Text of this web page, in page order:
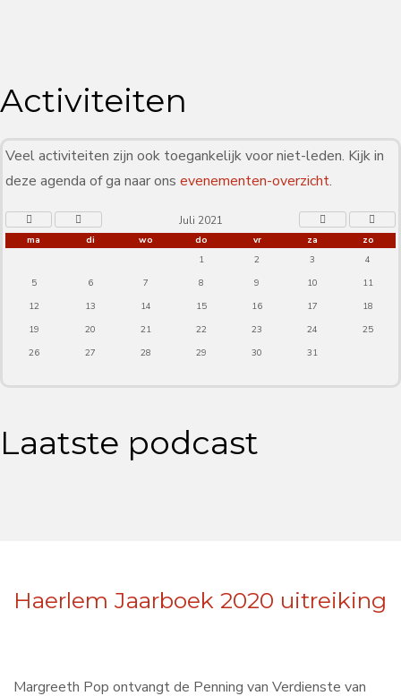
Activiteiten
Veel activiteiten zijn ook toegankelijk voor niet-leden. Kijk in
deze agenda of ga naar ons evenementen-overzicht.
Juli 2021
ma di wo do vr za
zo
1
2 3
4
5
6 7 8 9 10
11
12
13 14 15 16 17
18
19
20 21 22 23 24
25
26
27 28 29 30 31
Laatste podcast
Haerlem Jaarboek 2020 uitreiking
Margreeth Pop ontvangt de Penning van Verdienste van